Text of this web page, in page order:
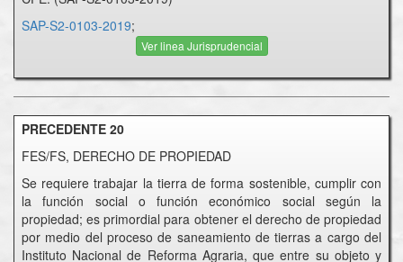
SAP-S2-0103-2019;
Ver linea Jurisprudencial
PRECEDENTE 20
FES/FS, DERECHO DE PROPIEDAD
Se requiere trabajar la tierra de forma sostenible, cumplir con
la función social o función económico social según la
propiedad; es primordial para obtener el derecho de propiedad
por medio del proceso de saneamiento de tierras a cargo del
Instituto Nacional de Reforma Agraria, que entre su objeto y